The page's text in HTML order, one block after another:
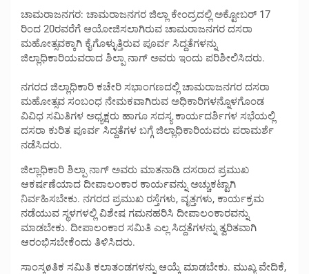
ಚಾಮರಾಜನಗರ: ಚಾಮರಾಜನಗರ ಜಿಲ್ಲಾ ಕೇಂದ್ರದಲ್ಲಿ ಅಕ್ಟೋಬರ್ 17
ರಿಂದ 20ರವರೆಗೆ ಆಯೋಜಿಸಲಾಗಿರುವ ಚಾಮರಾಜನಗರ ದಸರಾ
ಮಹೋತ್ಸವಕ್ಕಾಗಿ ಕೈಗೊಳ್ಳುತ್ತಿರುವ ಪೂರ್ವ ಸಿದ್ದತೆಗಳನ್ನು
ಜಿಲ್ಲಾಧಿಕಾರಿಯವರಾದ ಶಿಲ್ಪಾ ನಾಗ್ ಅವರು ಇಂದು ಪರಿಶೀಲಿಸಿದರು.
ನಗರದ ಜಿಲ್ಲಾಧಿಕಾರಿ ಕಚೇರಿ ಸಭಾಂಗಣದಲ್ಲಿ ಚಾಮರಾಜನಗರ ದಸರಾ
ಮಹೋತ್ಸವ ಸಂಬಂಧ ನೇಮಕವಾಗಿರುವ ಅಧಿಕಾರಿಗಳನ್ನೊಳಗೊಂಡ
ವಿವಿಧ ಸಮಿತಿಗಳ ಅಧ್ಯಕ್ಷರು ಹಾಗೂ ಸದಸ್ಯ ಕಾರ್ಯದರ್ಶಿಗಳ ಸಭೆಯಲ್ಲಿ
ದಸರಾ ಕುರಿತ ಪೂರ್ವ ಸಿದ್ದತೆಗಳ ಬಗ್ಗೆ ಜಿಲ್ಲಾಧಿಕಾರಿಯವರು ಪರಾಮರ್ಶೆ
ನಡೆಸಿದರು.
ಜಿಲ್ಲಾಧಿಕಾರಿ ಶಿಲ್ಪಾ ನಾಗ್ ಅವರು ಮಾತನಾಡಿ ದಸರಾದ ಪ್ರಮುಖ
ಆಕರ್ಷಣೆಯಾದ ದೀಪಾಲಂಕಾರ ಕಾರ್ಯವನ್ನು ಅಚ್ಚುಕಟ್ಟಾಗಿ
ನಿರ್ವಹಿಸಬೇಕು. ನಗರದ ಪ್ರಮುಖ ರಸ್ತೆಗಳು, ವೃತ್ತಗಳು, ಕಾರ್ಯಕ್ರಮ
ನಡೆಯುವ ಸ್ಥಳಗಳಲ್ಲಿ ವಿಶೇಷ ಗಮನಹರಿಸಿ ದೀಪಾಲಂಕಾರವನ್ನು
ಮಾಡಬೇಕು. ದೀಪಾಲಂಕಾರ ಸಮಿತಿ ಎಲ್ಲ ಸಿದ್ದತೆಗಳನ್ನು ತ್ವರಿತವಾಗಿ
ಆರಂಭಿಸಬೇಕೆಂದು ತಿಳಿಸಿದರು.
ಸಾಂಸ್ಕøತಿಕ ಸಮಿತಿ ಕಲಾತಂಡಗಳನ್ನು ಆಯ್ಕೆ ಮಾಡಬೇಕು. ಮುಖ್ಯ ವೇದಿಕೆ,